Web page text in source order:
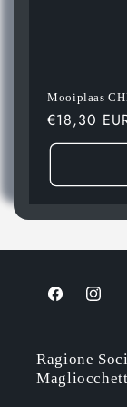
Mooiplaas
Prezzo
di
€18,30
Facebook
Ragione